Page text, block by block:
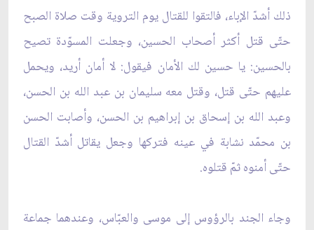
ذلك أشدّ الإباء، فالتقوا للقتال يوم التروية وقت صلاة الصبح
حتّى قتل أكثر أصحاب الحسين، وجعلت المسوّدة تصيح
بالحسين: يا حسين لك الأمان فيقول: لا أمان أريد، ويحمل
عليهم حتّى قتل، وقتل معه سليمان بن عبد الله بن الحسن،
وعبد الله بن إسحاق بن إبراهيم بن الحسن، وأصابت الحسن
بن محمّد نشابة في عينه فتركها وجعل يقاتل أشدّ القتال
حتّى أمنوه ثمّ قتلوه.
وجاء الجند بالرؤوس إلى موسى والعبّاس، وعندهما جماعة